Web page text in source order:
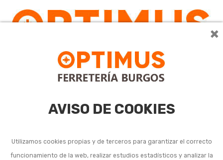
×
AVISO DE COOKIES
Utilizamos cookies propias y de terceros para garantizar el correcto
funcionamiento de la web, realizar estudios estadísticos y analizar la